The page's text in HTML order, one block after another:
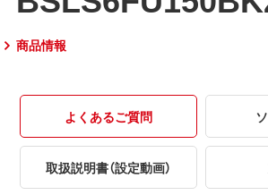
商品情報
よくあるご質問
取扱説明書（設定動画）